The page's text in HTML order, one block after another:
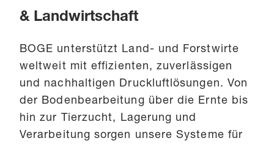
& Landwirtschaft
BOGE unterstützt Land- und Forstwirte
weltweit mit effizienten, zuverlässigen
und nachhaltigen Druckluftlösungen. Von
der Bodenbearbeitung über die Ernte bis
hin zur Tierzucht, Lagerung und
Verarbeitung sorgen unsere Systeme für